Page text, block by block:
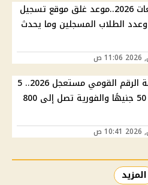
تنسيق الجامعات 2026..موعد غلق موقع تسجيل
وعدد الطلاب المسجلين وما يحدث
استخراج بطاقة الرقم القومي مستعجل 2026.. 5
فئات تبدأ من 50 جنيهًا والفورية تصل إلى 800
المزيد